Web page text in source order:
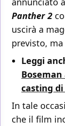
Panther 2
uscirà a
previsto, ma
Leggi
Boseman
casting
In tale
che il film